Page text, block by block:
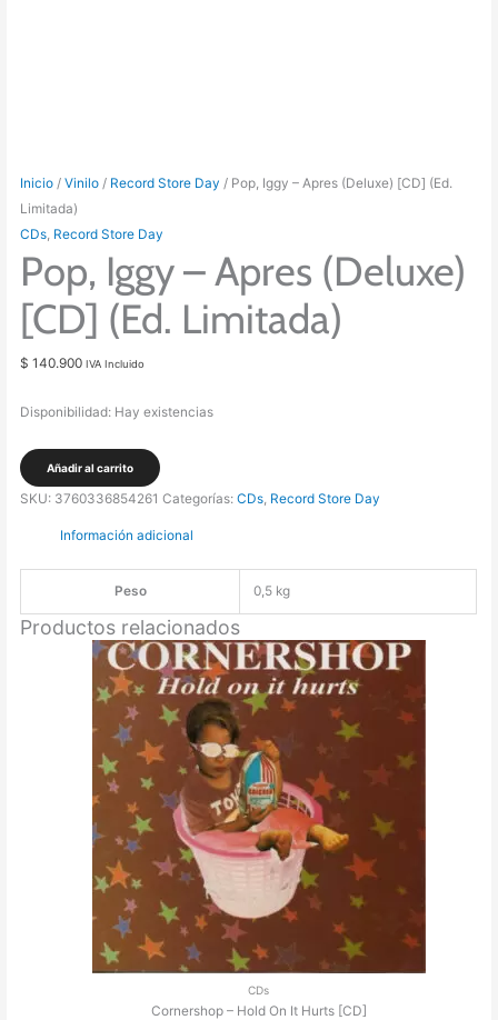
Inicio /Vinilo / Record Store Day / Pop, Iggy – Apres (Deluxe) [CD] (Ed.
Limitada)
CDs, Record Store Day
Pop, Iggy – Apres (Deluxe)
[CD] (Ed. Limitada)
$ 140.900 IVA Incluido
Disponibilidad: Hay existencias
Pop,
Iggy
(Ed.
Limitada)
Añadir al carrito
SKU: 3760336854261 Categorías:CDs, Record Store Day
Información adicional
Peso 0,5 kg
Productos relacionados
CDs
Cornershop – Hold On It Hurts [CD]